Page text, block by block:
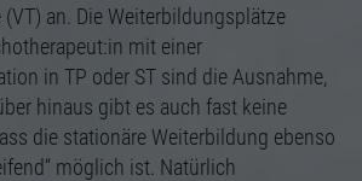
an. Die Weiterbildungsplätze
mit einer
in TP oder ST sind die Ausnahme,
hinaus gibt es auch fast keine
die stationäre Weiterbildung ebenso
möglich ist. Natürlich